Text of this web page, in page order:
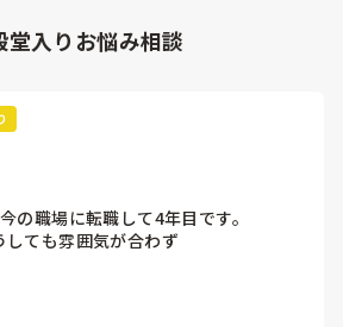
入りお悩み相談
の職場に転職して4年目です。
ても雰囲気が合わず
ます。
年以上から何十年という先生がほとん